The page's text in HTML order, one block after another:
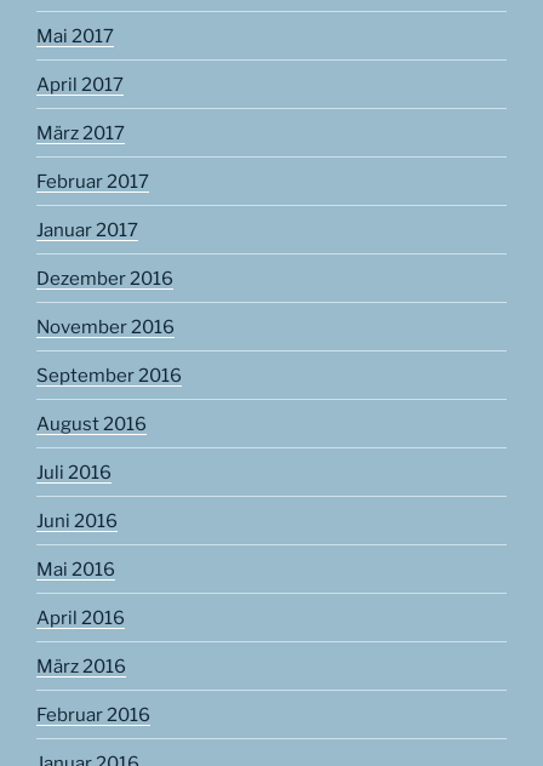
Mai 2017
April 2017
März 2017
Februar 2017
Januar 2017
Dezember 2016
November 2016
September 2016
August 2016
Juli 2016
Juni 2016
Mai 2016
April 2016
März 2016
Februar 2016